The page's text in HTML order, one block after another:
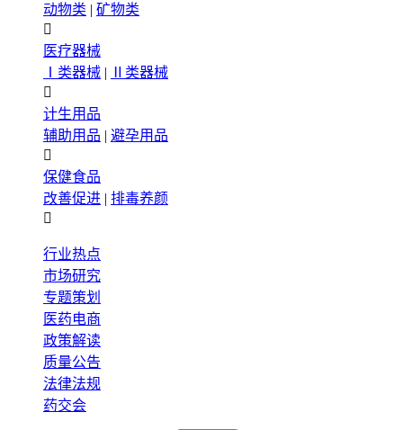
动物类 | 矿物类

医疗器械
Ⅰ类器械 |
Ⅱ类器械

计生用品
辅助用品 | 避孕用品

保健食品
改善促进 | 排毒养颜

行业热点
市场研究
专题策划
医药电商
政策解读
质量公告
法律法规
药交会